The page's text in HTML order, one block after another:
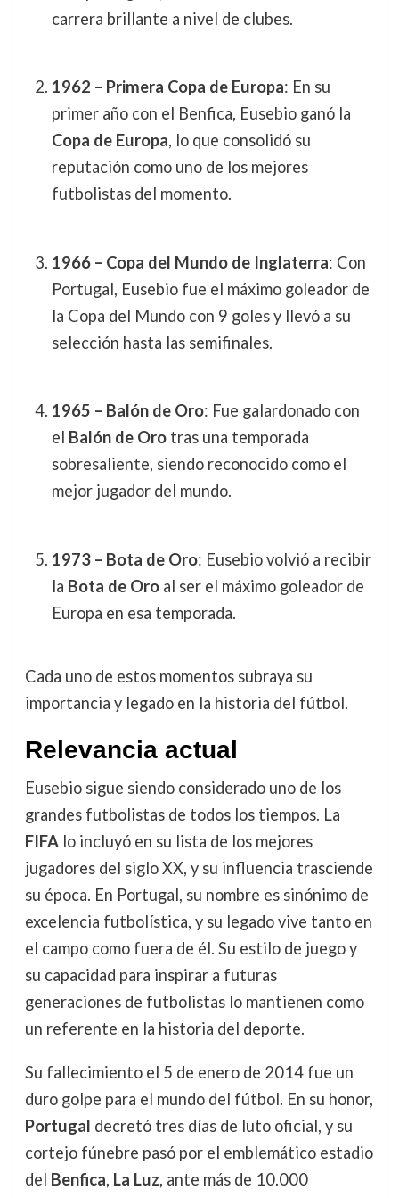
carrera brillante a nivel de clubes.
1962 – Primera Copa de Europa: En su
primer año con el Benfica, Eusebio ganó la
Copa de Europa, lo que consolidó su
reputación como uno de los mejores
futbolistas del momento.
1966 – Copa del Mundo de Inglaterra: Con
Portugal, Eusebio fue el máximo goleador de
la Copa del Mundo con 9 goles y llevó a su
selección hasta las semifinales.
1965 – Balón de Oro: Fue galardonado con
el Balón de Orotras una temporada
sobresaliente, siendo reconocido como el
mejor jugador del mundo.
1973 – Bota de Oro: Eusebio volvió a recibir
la Bota de Oroal ser el máximo goleador de
Europa en esa temporada.
Cada uno de estos momentos subraya su
importancia y legado en la historia del fútbol.
Relevancia actual
Eusebio sigue siendo considerado uno de los
grandes futbolistas de todos los tiempos. La
FIFAlo incluyó en su lista de los mejores
jugadores del siglo XX, y su influencia trasciende
su época. En Portugal, su nombre es sinónimo de
excelencia futbolística, y su legado vive tanto en
el campo como fuera de él. Su estilo de juego y
su capacidad para inspirar a futuras
generaciones de futbolistas lo mantienen como
un referente en la historia del deporte.
Su fallecimiento el 5 de enero de 2014 fue un
duro golpe para el mundo del fútbol. En su honor,
Portugal decretó tres días de luto oficial, y su
cortejo fúnebre pasó por el emblemático estadio
del Benfica, La Luz, ante más de 10.000